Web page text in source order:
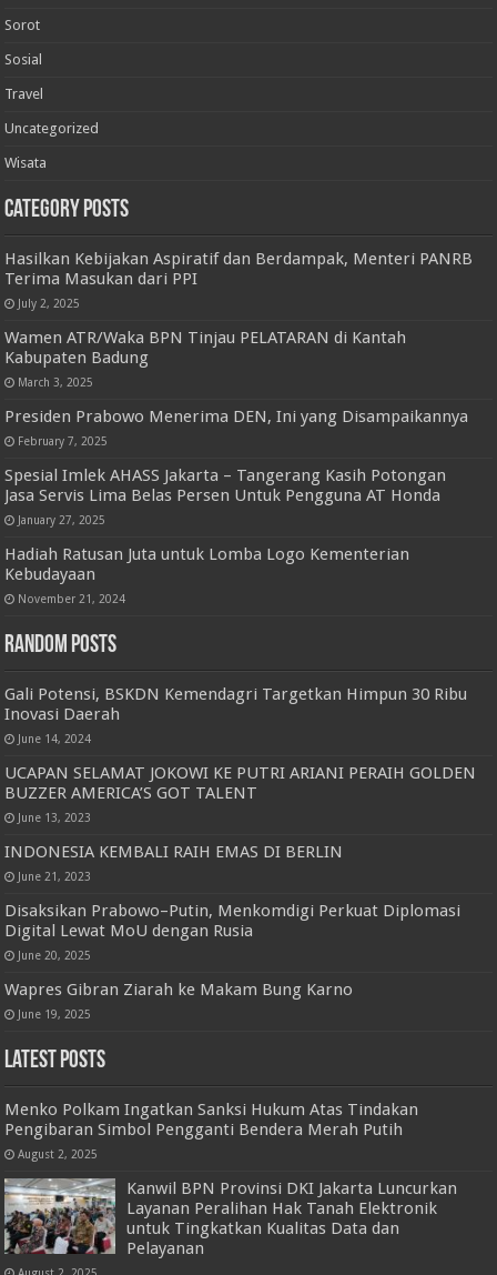
Sorot
Sosial
Travel
Uncategorized
Wisata
Category Posts
Hasilkan Kebijakan Aspiratif dan Berdampak, Menteri PANRB
Terima Masukan dari PPI
July 2, 2025
Wamen ATR/Waka BPN Tinjau PELATARAN di Kantah
Kabupaten Badung
March 3, 2025
Presiden Prabowo Menerima DEN, Ini yang Disampaikannya
February 7, 2025
Spesial Imlek AHASS Jakarta – Tangerang Kasih Potongan
Jasa Servis Lima Belas Persen Untuk Pengguna AT Honda
January 27, 2025
Hadiah Ratusan Juta untuk Lomba Logo Kementerian
Kebudayaan
November 21, 2024
Random Posts
Gali Potensi, BSKDN Kemendagri Targetkan Himpun 30 Ribu
Inovasi Daerah
June 14, 2024
UCAPAN SELAMAT JOKOWI KE PUTRI ARIANI PERAIH GOLDEN
BUZZER AMERICA’S GOT TALENT
June 13, 2023
INDONESIA KEMBALI RAIH EMAS DI BERLIN
June 21, 2023
Disaksikan Prabowo–Putin, Menkomdigi Perkuat Diplomasi
Digital Lewat MoU dengan Rusia
June 20, 2025
Wapres Gibran Ziarah ke Makam Bung Karno
June 19, 2025
Latest Posts
Menko Polkam Ingatkan Sanksi Hukum Atas Tindakan
Pengibaran Simbol Pengganti Bendera Merah Putih
August 2, 2025
Kanwil BPN Provinsi DKI Jakarta Luncurkan
Layanan Peralihan Hak Tanah Elektronik
untuk Tingkatkan Kualitas Data dan
Pelayanan